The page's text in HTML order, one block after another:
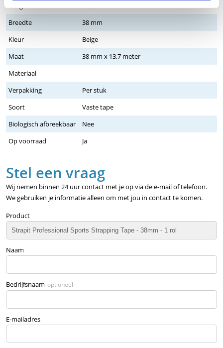
Breedte
38 mm
Kleur
Beige
Maat
38 mm x 13,7 meter
Materiaal
Verpakking
Per stuk
Soort
Vaste tape
Biologisch afbreekbaar
Nee
Op voorraad
Ja
Stel een vraag
Wij nemen binnen 24 uur contact met je op via de e-mail of telefoon.
We gebruiken je informatie alleen om met jou in contact te komen.
Product
Naam
Bedrijfsnaam optioneel
E-mailadres